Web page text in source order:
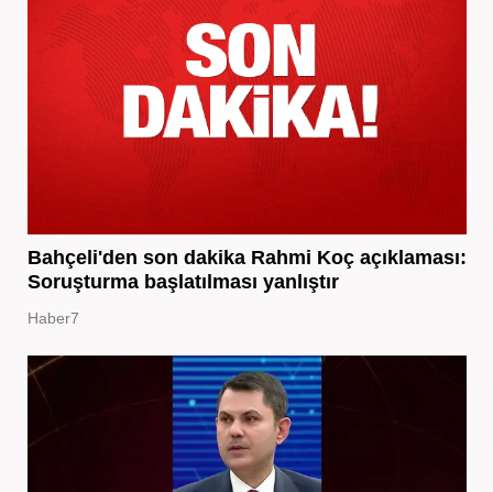
Bahçeli'den son dakika Rahmi Koç açıklaması:
Soruşturma başlatılması yanlıştır
Haber7